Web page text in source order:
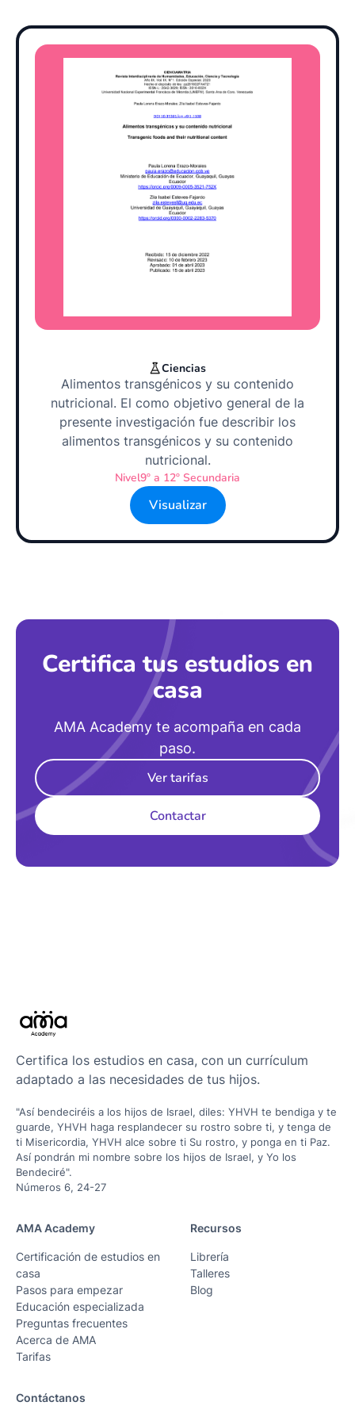
Ciencias
Alimentos transgénicos y su contenido
nutricional. El como objetivo general de la
presente investigación fue describir los
alimentos transgénicos y su contenido
nutricional.
Nivel9º a 12º Secundaria
Visualizar
Certifica tus estudios en
casa
AMA Academy te acompaña en cada
paso.
Ver tarifas
Contactar
Certifica los estudios en casa, con un currículum
adaptado a las necesidades de tus hijos.
"Así bendeciréis a los hijos de Israel, diles: YHVH te bendiga y te
guarde, YHVH haga resplandecer su rostro sobre ti, y tenga de
ti Misericordia, YHVH alce sobre ti Su rostro, y ponga en ti Paz.
Así pondrán mi nombre sobre los hijos de Israel, y Yo los
Bendeciré".
Números 6, 24-27
AMA Academy
Certificación de estudios en
casa
Pasos para empezar
Educación especializada
Preguntas frecuentes
Acerca de AMA
Tarifas
Recursos
Librería
Talleres
Blog
Contáctanos